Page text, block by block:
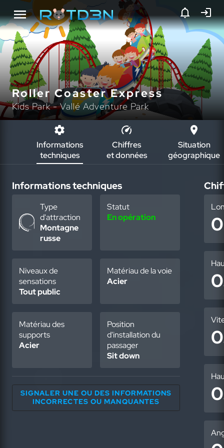
Roller Coaster Express
Kids Park - Vallé Adventure Park
Informations
techniques
Chiffres
et données
Situation
géographique
Informations techniques
Type
d'attraction
Montagne
russe
Statut
En opération
Niveaux de
sensations
Tout public
Matériau de la voie
Acier
Matériau des
supports
Acier
Position
d'installation du
passager
Sit down
SIGNALER UNE OU DES INFORMATIONS
INCORRECTES OU MANQUANTES